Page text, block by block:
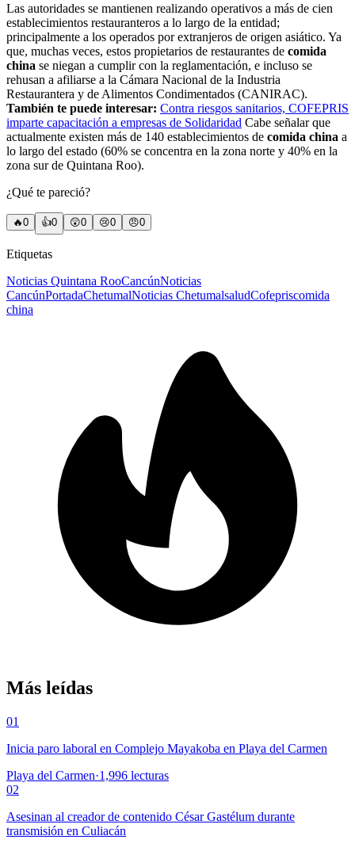
Las autoridades se mantienen realizando operativos a más de cien
establecimientos restauranteros a lo largo de la entidad;
principalmente a los operados por extranjeros de origen asiático. Ya
que, muchas veces, estos propietarios de restaurantes de comida
china se niegan a cumplir con la reglamentación, e incluso se
rehusan a afiliarse a la Cámara Nacional de la Industria
Restaurantera y de Alimentos Condimentados (CANIRAC).
También te puede interesar: Contra riesgos sanitarios, COFEPRIS
imparte capacitación a empresas de Solidaridad Cabe señalar que
actualmente existen más de 140 establecimientos de comida china a
lo largo del estado (60% se concentra en la zona norte y 40% en la
zona sur de Quintana Roo).
¿Qué te pareció?
🔥0 👍0 😲0 😢0 😠0
Etiquetas
Noticias Quintana RooCancúnNoticias
CancúnPortadaChetumalNoticias ChetumalsaludCofepriscomida
china
Más leídas
01
Inicia paro laboral en Complejo Mayakoba en Playa del Carmen
Playa del Carmen·1,996 lecturas
02
Asesinan al creador de contenido César Gastélum durante
transmisión en Culiacán